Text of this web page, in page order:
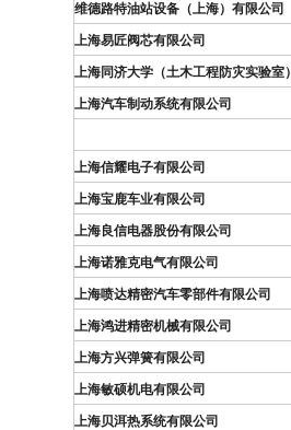
维德路特油站设备（上海）有限公司
上海易匠阀芯有限公司
上海同济大学（土木工程防灾实验室）
上海汽车制动系统有限公司
上海信耀电子有限公司
上海宝鹿车业有限公司
上海良信电器股份有限公司
上海诺雅克电气有限公司
上海喷达精密汽车零部件有限公司
上海鸿进精密机械有限公司
上海方兴弹簧有限公司
上海敏硕机电有限公司
上海贝洱热系统有限公司